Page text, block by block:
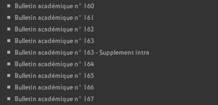
Bulletin académique n° 160
Bulletin académique n° 161
Bulletin académique n° 162
Bulletin académique n° 163
Bulletin académique n° 163 - Supplement intra
Bulletin académique n° 164
Bulletin académique n° 165
Bulletin académique n° 166
Bulletin académique n° 167